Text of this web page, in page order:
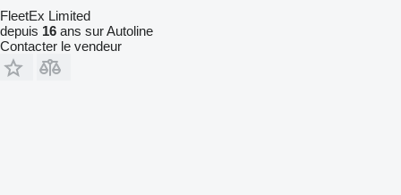
FleetEx Limited
depuis 16 ans sur Autoline
Contacter le vendeur